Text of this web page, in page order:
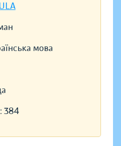
мова
384